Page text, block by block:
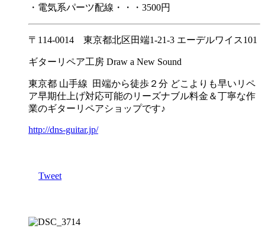
・電気系パーツ配線・・・3500円
〒114-0014 東京都北区田端1-21-3 エーデルワイス101
ギターリペア工房 Draw a New Sound
東京都 山手線 田端から徒歩２分 どこよりも早いリペ
ア早期仕上げ対応可能のリーズナブル料金＆丁寧な作
業のギターリペアショップです♪
http://dns-guitar.jp/
Tweet